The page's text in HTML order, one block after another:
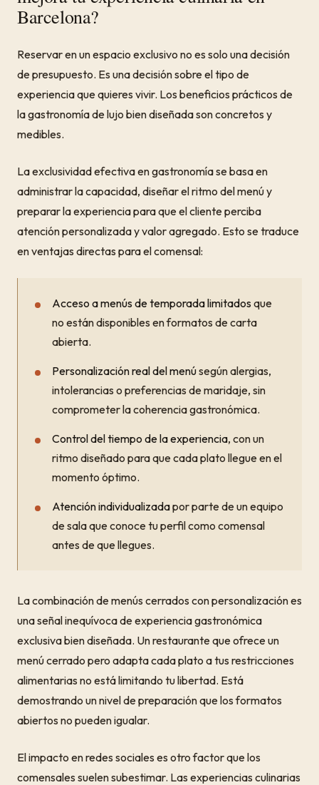
Barcelona?
Reservar en un espacio exclusivo no es solo una decisión
de presupuesto. Es una decisión sobre el tipo de
experiencia que quieres vivir. Los beneficios prácticos de
la gastronomía de lujo bien diseñada son concretos y
medibles.
La exclusividad efectiva en gastronomía se basa en
administrar la capacidad, diseñar el ritmo del menú y
preparar la experiencia para que el cliente perciba
atención personalizada y valor agregado. Esto se traduce
en ventajas directas para el comensal:
Acceso a menús de temporada limitados que
no están disponibles en formatos de carta
abierta.
Personalización real del menúsegún alergias,
intolerancias o preferencias de maridaje, sin
comprometer la coherencia gastronómica.
Control del tiempo de la experiencia, con un
ritmo diseñado para que cada plato llegue en el
momento óptimo.
Atención individualizadapor parte de un equipo
de sala que conoce tu perfil como comensal
antes de que llegues.
La combinación de menús cerrados con personalización es
una señal inequívoca de experiencia gastronómica
exclusiva bien diseñada. Un restaurante que ofrece un
menú cerrado pero adapta cada plato a tus restricciones
alimentarias no está limitando tu libertad. Está
demostrando un nivel de preparación que los formatos
abiertos no pueden igualar.
El impacto en redes sociales es otro factor que los
comensales suelen subestimar. Las experiencias culinarias